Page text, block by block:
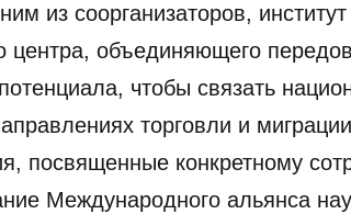
из соорганизаторов,
центра, объединяющего
чтобы связать
торговли и
посвященные конкретному
Международного альянса